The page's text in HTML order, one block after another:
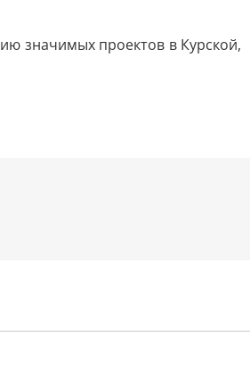
значимых проектов в Курской,